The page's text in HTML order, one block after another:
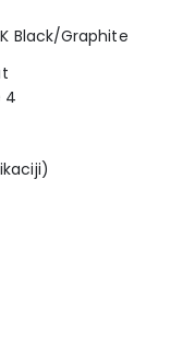
Black/Graphite
4